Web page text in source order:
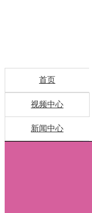
首页
视频中心
新闻中心